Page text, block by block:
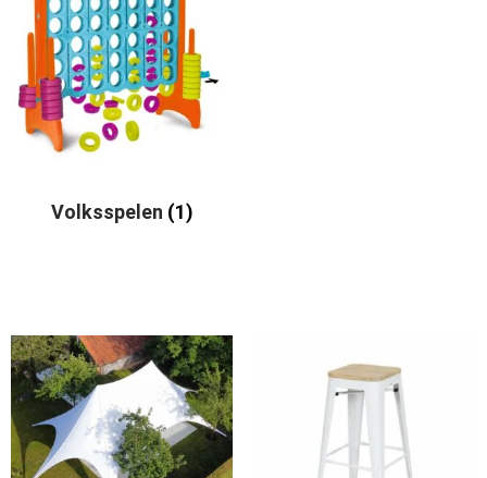
Volksspelen (1)